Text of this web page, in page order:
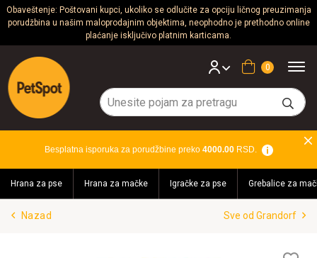
Obaveštenje: Poštovani kupci, ukoliko se odlučite za opciju ličnog preuzimanja
porudžbina u našim maloprodajnim objektima, neophodno je prethodno online
plaćanje isključivo platnim karticama.
Psi
Mačke
Glodari
Akvaristika
Teraristika
Brendovi
Korpa
Besplatna isporuka za porudžbine preko 4000.00RSD.
Hrana za pse Hrana za mačke Igračke za pse Grebalice za
Nazad Sve od Grandorf